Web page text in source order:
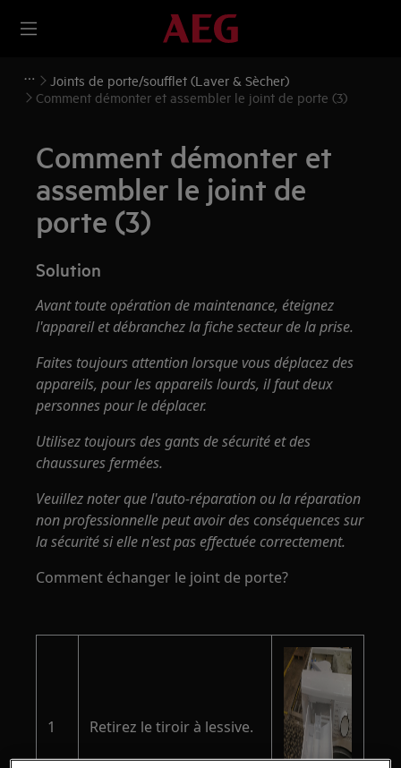
Joints de porte/soufflet (Laver & Sècher)
Comment démonter et assembler le joint de porte (3)
Comment démonter et
assembler le joint de
porte (3)
Solution
Avant toute opération de maintenance, éteignez
l'appareil et débranchez la fiche secteur de laprise.
Faites toujours attention lorsque vous déplacez des
appareils, pour les appareils lourds, il faut deux
personnes pour le déplacer.
Utilisez toujours des gants de sécurité et des
chaussures fermées.
Veuillez noter que l'auto-réparation ou la réparation
non professionnelle peut avoir des conséquences sur
la sécurité si elle n'est pas effectuée correctement.
Comment échanger le joint de porte?
1 Retirez le tiroir à lessive.